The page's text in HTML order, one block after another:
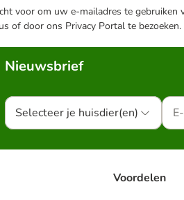
voor om uw e-mailadres te
of door ons Privacy Portal te
Nieuwsbrief
Selecteer je huisdier(en)
Voordelen